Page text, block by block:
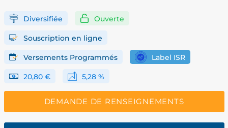
Diversifiée Ouverte
Souscription en ligne
Versements Programmés Label ISR
20,80 € 5,28 %
DEMANDE DE RENSEIGNEMENTS